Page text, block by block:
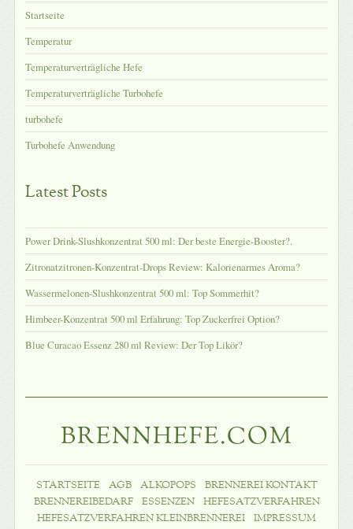
Startseite
Temperatur
Temperaturverträgliche Hefe
Temperaturverträgliche Turbohefe
turbohefe
Turbohefe Anwendung
Latest Posts
Power Drink-Slushkonzentrat 500 ml: Der beste Energie-Booster?.
Zitronatzitronen-Konzentrat-Drops Review: Kalorienarmes Aroma?
Wassermelonen-Slushkonzentrat 500 ml: Top Sommerhit?
Himbeer-Konzentrat 500 ml Erfahrung: Top Zuckerfrei Option?
Blue Curacao Essenz 280 ml Review: Der Top Likör?
BRENNHEFE.COM
STARTSEITE AGB ALKOPOPS
BRENNEREI KONTAKT
BRENNEREIBEDARF
ESSENZEN
HEFESATZVERFAHREN
HEFESATZVERFAHREN KLEINBRENNEREI
IMPRESSUM